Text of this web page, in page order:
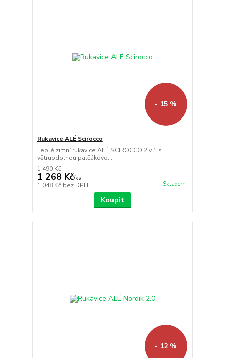
- 15 %
Rukavice ALÉ Scirocco
Teplé zimní rukavice ALÉ SCIROCCO 2 v 1 s
větruodolnou palčákovo...
1 490 Kč
1 268 Kč/ks
1 048 Kč bez DPH Skladem
Koupit
- 12 %